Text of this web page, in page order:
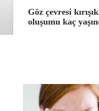
Göz çevresi
oluşumu kaç